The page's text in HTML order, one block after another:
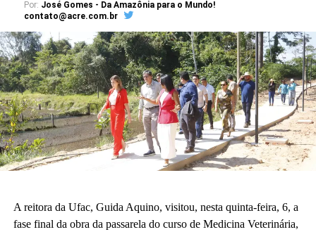
nós o sonho já está acontecendo. Quando enxergamos que a
construção existe, é uma construção adequada à nossa realidade
da educação básica.”
A vice-diretora do CAp, Alessandra Perez Lima, destacou a
relevância do novo espaço para a rotina pedagógica e acadêmica.
“Muito em breve vamos deixar de ser nômades e teremos o
nosso lugar. Eu olho para cada espaço aqui e já vejo essas
crianças correndo e sendo felizes.”
Também participaram da cerimônia o pró-reitor de Planejamento,
prefeito do campus, Artesson Cruz; além de professores, técnico-
administrativos, estudantes e representantes da construtora
Por: José Gomes - Da Amazônia para o Mundo!
contato@acre.com.br
A reitora da Ufac, Guida Aquino, visitou, nesta quinta-feira, 6, a
fase final da obra da passarela do curso de Medicina Veterinária,